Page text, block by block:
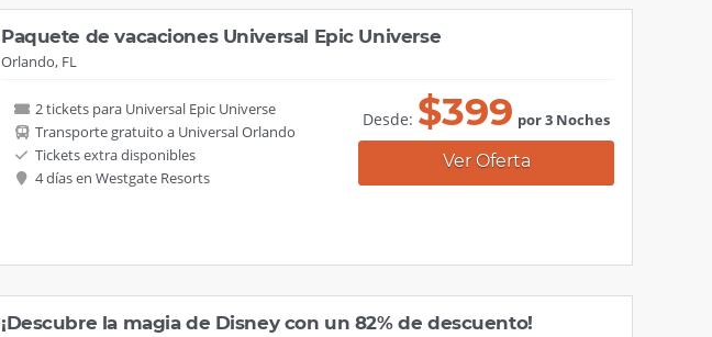
Paquete de vacaciones Universal Epic Universe
Orlando, FL
2 tickets para Universal Epic Universe
Transporte gratuito a Universal Orlando
Tickets extra disponibles
4 días en Westgate Resorts
Desde: $399 por 3 Noches
Ver Oferta
¡Descubre la magia de Disney con un 82% de descuento!